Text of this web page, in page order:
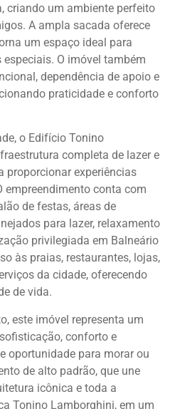
criando um ambiente perfeito
A ampla sacada oferece
um espaço ideal para
O imóvel também
dependência de apoio e
praticidade e conforto
o Edifício Tonino
completa de lazer e
proporcionar experiências
empreendimento conta com
de festas, áreas de
para lazer, relaxamento
privilegiada em Balneário
às praias, restaurantes, lojas,
da cidade, oferecendo
de vida.
este imóvel representa um
conforto e
oportunidade para morar ou
de alto padrão, que une
icônica e toda a
Tonino Lamborghini, em um